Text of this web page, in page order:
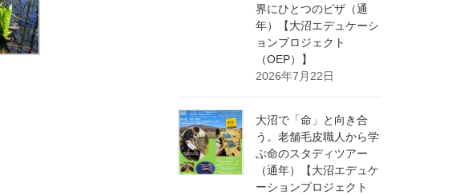
界にひとつのピザ（通
年）【大沼エデュケーシ
ョンプロジェクト
（OEP）】
2026年7月22日
大沼で「命」と向き合
う。老舗毛皮職人から学
ぶ命のスタディツアー
（通年）【大沼エデュケ
ーションプロジェクト